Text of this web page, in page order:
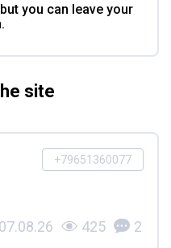
you can leave your
site
+79651360077
07.08.26 425 2